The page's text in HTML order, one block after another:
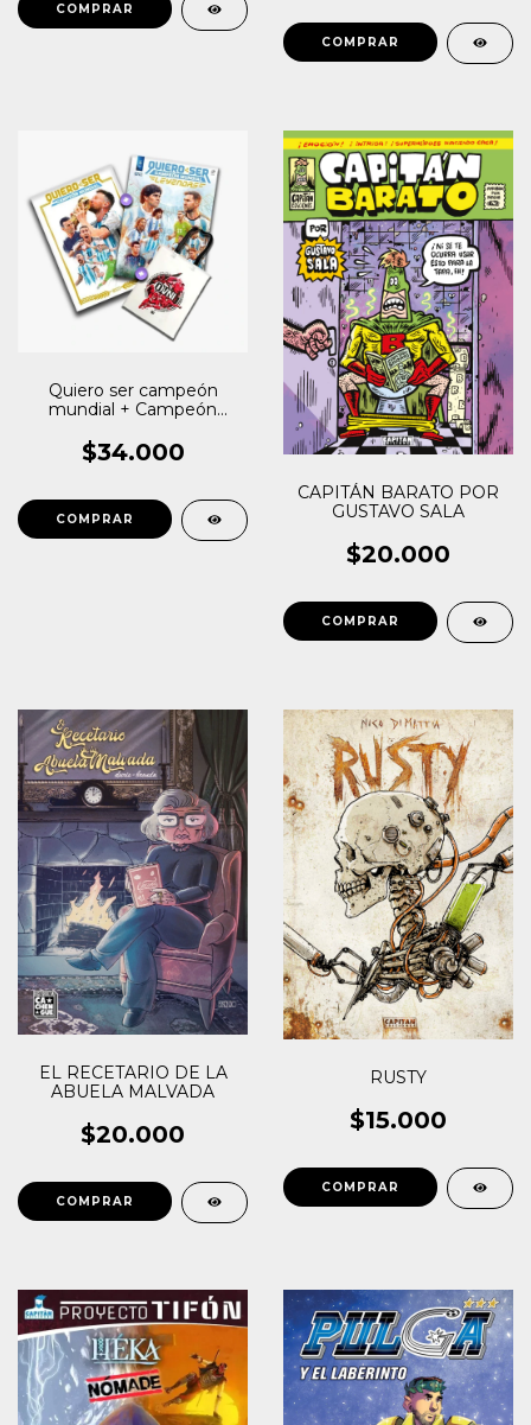
Quiero ser campeón
mundial + Campeón
bag de regalo
$34.000
CAPITÁN BARATO POR
GUSTAVO SALA
$20.000
EL RECETARIO DE LA
ABUELA MALVADA
$20.000
RUSTY
$15.000